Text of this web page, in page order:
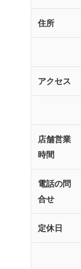
住所
アクセス
店舗営業
時間
電話の問
合せ
定休日